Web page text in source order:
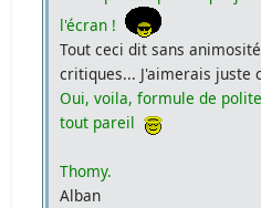
l'écran !
Tout ceci dit sans
critiques... J'aimerais juste
Oui, voila, formule de
tout pareil
Thomy.
Alban